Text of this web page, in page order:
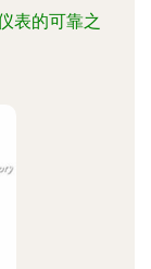
表的可靠之